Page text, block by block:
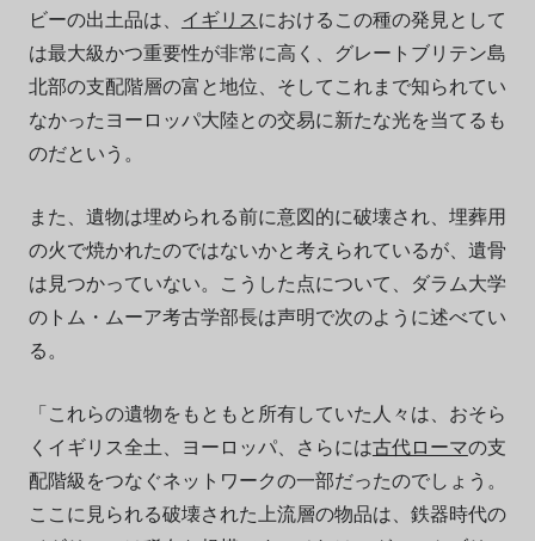
ビーの出土品は、 イギリスにおけるこの種の発見として
は最大級かつ重要性が非常に高く、グレートブリテン島
北部の支配階層の富と地位、そしてこれまで知られてい
なかったヨーロッパ大陸との交易に新たな光を当てるも
のだという。
また、遺物は埋められる前に意図的に破壊され、埋葬用
の火で焼かれたのではないかと考えられているが、遺骨
は見つかっていない。こうした点について、ダラム大学
のトム・ムーア考古学部長は声明で次のように述べてい
る。
「これらの遺物をもともと所有していた人々は、おそら
くイギリス全土、ヨーロッパ、さらには古代ローマの支
配階級をつなぐネットワークの一部だったのでしょう。
ここに見られる破壊された上流層の物品は、鉄器時代の